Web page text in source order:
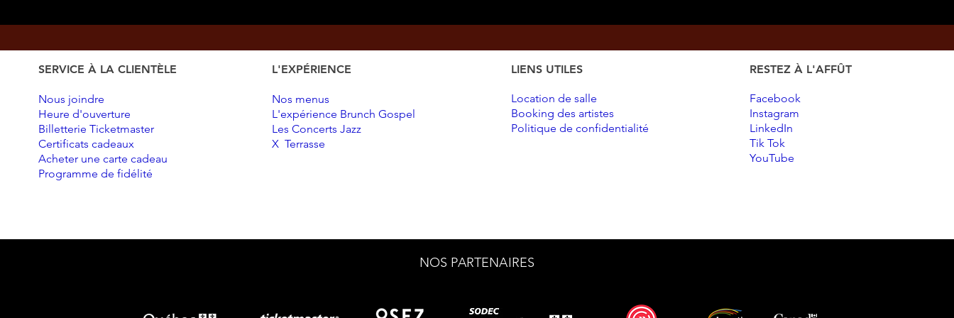
SERVICE À LA CLIENTÈLE
Nous joindre
Heure d'ouverture
Billetterie Ticketmaster
Certificats cadeaux
Acheter une carte cadeau
Programme de fidélité
L'EXPÉRIENCE
Nos menus
L'expérience Brunch Gospel
Les Concerts Jazz
X Terrasse
LIENS UTILES
Location de salle
Booking des artistes
Politique de confidentialité
RESTEZ À L'AFFÛT
Facebook
Instagram
LinkedIn
Tik Tok
YouTube
NOS PARTENAIRES